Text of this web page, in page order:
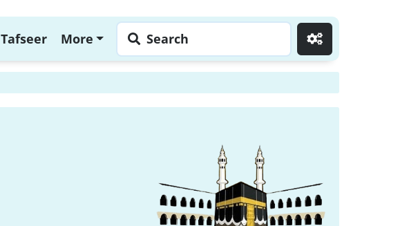
Tafseer More Search